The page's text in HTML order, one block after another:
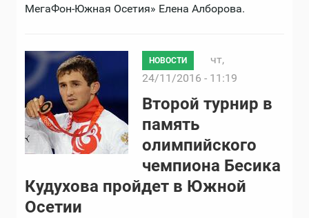
МегаФон-Южная Осетия» Елена Алборова.
НОВОСТИ
чт,
24/11/2016 - 11:19
Второй турнир в
память
олимпийского
чемпиона Бесика
Кудухова пройдет в Южной
Осетии